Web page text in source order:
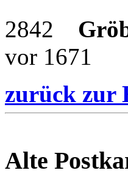
2842
vor 1671
zurück zur
Alte